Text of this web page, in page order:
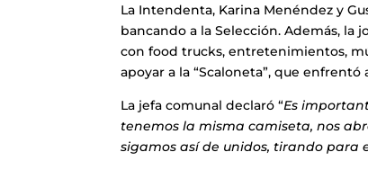
La Intendenta, Karina Menéndez y
bancando a la Selección. Además,
con food trucks, entretenimientos,
apoyar a la “Scaloneta”, que enfrentó
La jefa comunal declaró “Es
tenemos la misma camiseta, nos
sigamos así de unidos, tirando